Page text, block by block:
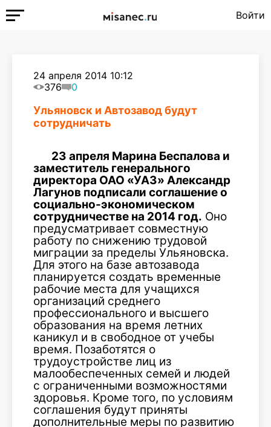
Войти
24 апреля 2014 10:12
376
0
Ульяновск и Автозавод будут
сотрудничать
23 апреля Марина Беспалова и
заместитель генерального
директора ОАО «УАЗ» Александр
Лагунов подписали соглашение о
социально-экономическом
сотрудничестве на 2014 год. Оно
предусматривает совместную
работу по снижению трудовой
миграции за пределы Ульяновска.
Для этого на базе автозавода
планируется создать временные
рабочие места для учащихся
организаций среднего
профессионального и высшего
образования на время летних
каникул и в свободное от учебы
время. Позаботятся о
трудоустройстве лиц из
малообеспеченных семей и людей
с ограниченными возможностями
здоровья. Кроме того, по условиям
соглашения будут приняты
дополнительные меры по развитию